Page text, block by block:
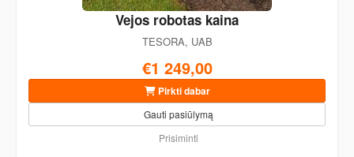
Vejos robotas kaina
TESORA, UAB
€1 249,00
Pirkti dabar
Gauti pasiūlymą
Prisiminti